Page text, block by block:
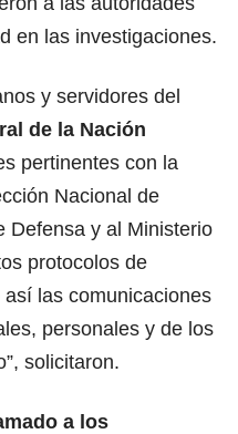
en las investigaciones.
y servidores del
de la Nación
pertinentes con la
Nacional de
Defensa y al Ministerio
protocolos de
las comunicaciones
personales y de los
solicitaron.
a los